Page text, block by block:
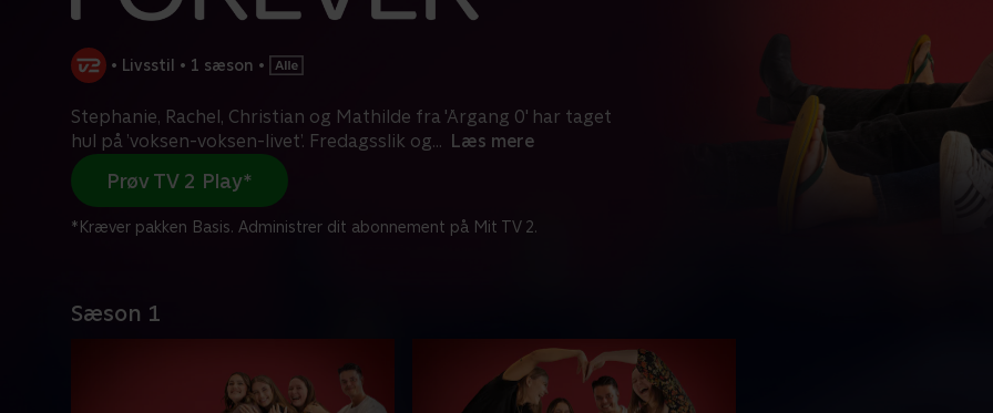
• Livsstil • 1 sæson •
Stephanie, Rachel, Christian og Mathilde fra 'Årgang 0' har taget
hul på ’voksen-voksen-livet’. Fredagsslik og... Læs mere
Prøv TV 2 Play*
*Kræver pakken Basis. Administrer dit abonnement på Mit TV 2.
Sæson 1